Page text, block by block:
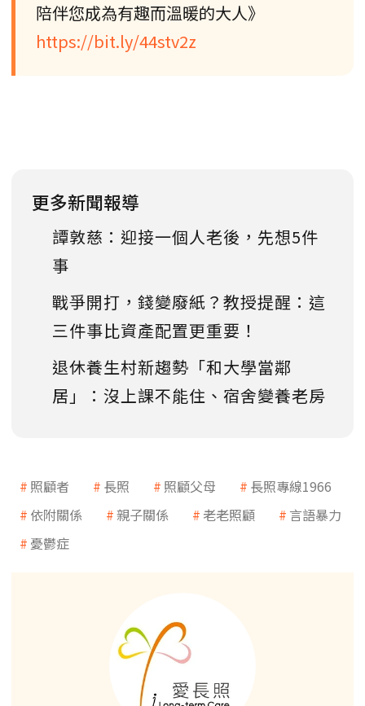
陪伴您成為有趣而溫暖的大人》
https://bit.ly/44stv2z
更多新聞報導
譚敦慈：迎接一個人老後，先想5件
事
戰爭開打，錢變廢紙？教授提醒：這
三件事比資產配置更重要！
退休養生村新趨勢「和大學當鄰
居」：沒上課不能住、宿舍變養老房
照顧者 長照 照顧父母
長照專線1966
依附關係
親子關係 老老照顧
言語暴力
憂鬱症